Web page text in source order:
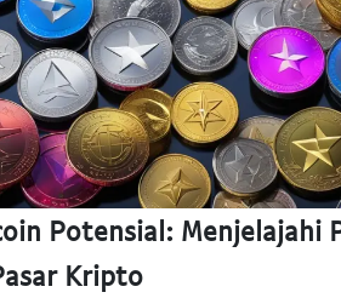
Potensial: Menjelajahi
Kripto